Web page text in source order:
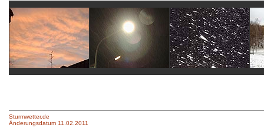
Sturmwetter.de
Änderungsdatum 11.02.2011